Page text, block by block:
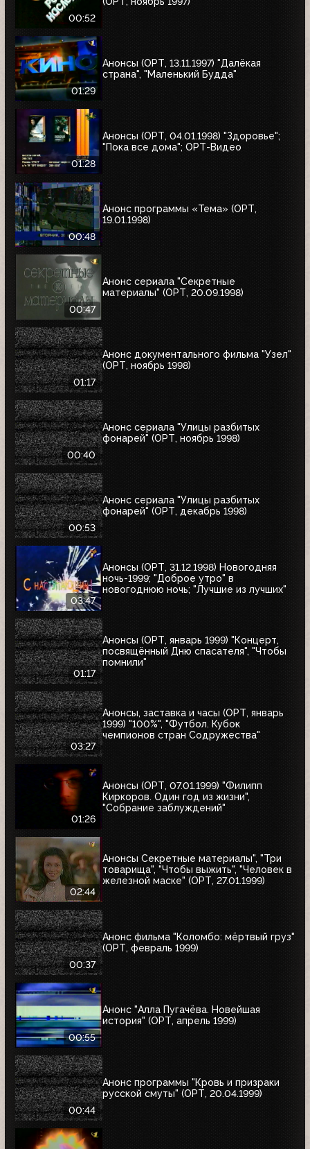
00:52
01:29
Анонсы (ОРТ, 13.11.1997) "Далёкая
страна", "Маленький Будда"
01:28
Анонсы (ОРТ, 04.01.1998) "Здоровье";
"Пока все дома"; ОРТ-Видео
00:48
Анонс программы «Тема» (ОРТ,
19.01.1998)
00:47
Анонс сериала "Секретные
материалы" (ОРТ, 20.09.1998)
01:17
Анонс документального фильма "Узел"
(ОРТ, ноябрь 1998)
00:40
Анонс сериала "Улицы разбитых
фонарей" (ОРТ, ноябрь 1998)
00:53
Анонс сериала "Улицы разбитых
фонарей" (ОРТ, декабрь 1998)
03:47
Анонсы (ОРТ, 31.12.1998) Новогодняя
ночь-1999; "Доброе утро" в
новогоднюю ночь; "Лучшие из лучших"
01:17
Анонсы (ОРТ, январь 1999) "Концерт,
посвящённый Дню спасателя", "Чтобы
помнили"
03:27
Анонсы, заставка и часы (ОРТ, январь
1999) "100%", "Футбол. Кубок
чемпионов стран Содружества"
01:26
Анонсы (ОРТ, 07.01.1999) "Филипп
Киркоров. Один год из жизни",
"Собрание заблуждений"
02:44
Анонсы Секретные материалы", "Три
товарища", "Чтобы выжить", "Человек в
железной маске" (ОРТ, 27.01.1999)
00:37
Анонс фильма "Коломбо: мёртвый груз"
(ОРТ, февраль 1999)
00:55
Анонс "Алла Пугачёва. Новейшая
история" (ОРТ, апрель 1999)
00:44
Анонс программы "Кровь и призраки
русской смуты" (ОРТ, 20.04.1999)